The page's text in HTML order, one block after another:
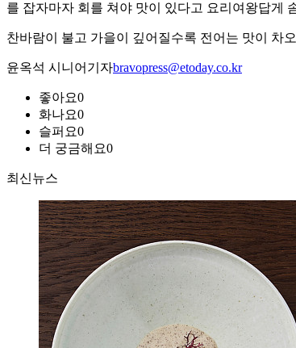
를 잡자마자 회를 쳐야 맛이 있다고 요리여왕답게
찬바람이 불고 가을이 깊어질수록 전어는 맛이 차
윤옥석 시니어기자bravopress@etoday.co.kr
좋아요0
화나요0
슬퍼요0
더 궁금해요0
최신뉴스